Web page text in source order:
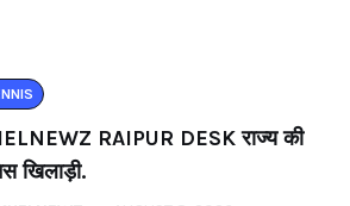
RAIPUR DESK राज्य की
खिलाड़ी.